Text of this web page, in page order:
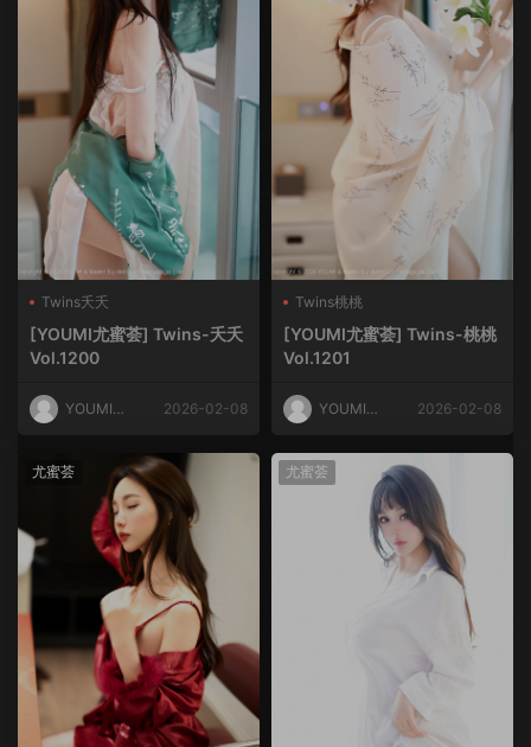
Twins夭夭
[YOUMI尤蜜荟] Twins-夭夭
Vol.1200
YOUMI尤
2026-02-08
Twins桃桃
[YOUMI尤蜜荟] Twins-桃桃
Vol.1201
YOUMI尤
2026-02-08
尤蜜荟 尤蜜荟